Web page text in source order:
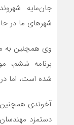
جان‌مایه
شهرهای ما در
وی همچنین به
برنامه ششم،
شده است، اما در سال‌های 97-96
دستمزد